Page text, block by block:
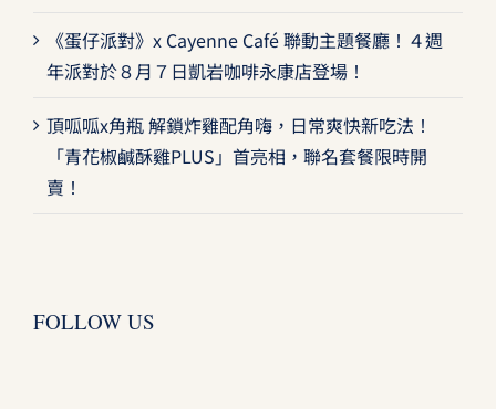
《蛋仔派對》x Cayenne Café 聯動主題餐廳！４週
年派對於８月７日凱岩咖啡永康店登場！
頂呱呱x角瓶 解鎖炸雞配角嗨，日常爽快新吃法！
「青花椒鹹酥雞PLUS」首亮相，聯名套餐限時開
賣！
FOLLOW US